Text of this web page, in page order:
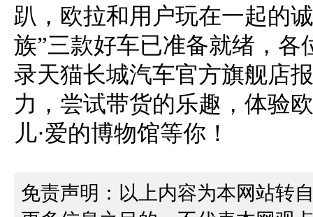
趴，欧拉和用户玩在一起的
族”三款好车已准备就绪，各
录天猫长城汽车官方旗舰店
力，尝试带货的乐趣，体验
儿·爱的博物馆等你！
免责声明：以上内容为本网站转